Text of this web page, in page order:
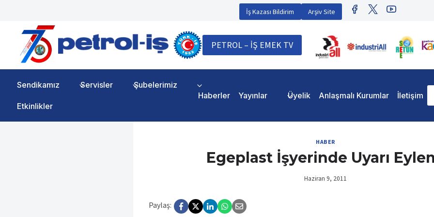
content
İş Kazası Bildirim Arşiv Site
PETROL – İŞ EMEK TV
Sendikamız Servisler Şubelerimiz
Etkinlikler
Haberler Yayınlar Üyelik Anlaşmalı Kurumlar İletişim
HABER
Egeplast İşyerinde Uyarı
Haziran 9, 2011
Paylaş: